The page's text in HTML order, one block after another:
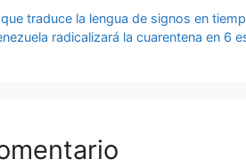
traduce la lengua de signos en
radicalizará la cuarentena en 6